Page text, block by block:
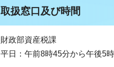
取扱窓口及び時間
財政部資産税課
平日：午前8時45分から午後5